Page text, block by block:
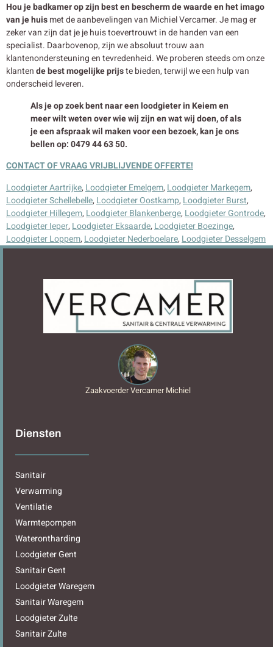
Hou je badkamer op zijn best en bescherm de waarde en het imago
van je huismet de aanbevelingen van Michiel Vercamer. Je mag er
zeker van zijn dat je je huis toevertrouwt in de handen van een
specialist. Daarbovenop, zijn we absoluut trouw aan
klantenondersteuning en tevredenheid. We proberen steeds om onze
klantende best mogelijke prijste bieden, terwijl we een hulp van
onderscheid leveren.
Als je op zoek bent naar een loodgieter in Keiem en
meer wilt weten over wie wij zijn en wat wij doen, of als
je een afspraak wil maken voor een bezoek, kan je ons
bellen op: 0479 44 63 50.
CONTACT OF VRAAG VRIJBLIJVENDE OFFERTE!
Loodgieter Aartrijke, Loodgieter Emelgem, Loodgieter Markegem,
Loodgieter Schellebelle, Loodgieter Oostkamp, Loodgieter Burst,
Loodgieter Hillegem, Loodgieter Blankenberge, Loodgieter Gontrode,
Loodgieter Ieper, Loodgieter Eksaarde, Loodgieter Boezinge,
Loodgieter Loppem, Loodgieter Nederboelare, Loodgieter Desselgem
Zaakvoerder Vercamer Michiel
Diensten
Sanitair
Verwarming
Ventilatie
Warmtepompen
Waterontharding
Loodgieter Gent
Sanitair Gent
Loodgieter Waregem
Sanitair Waregem
Loodgieter Zulte
Sanitair Zulte